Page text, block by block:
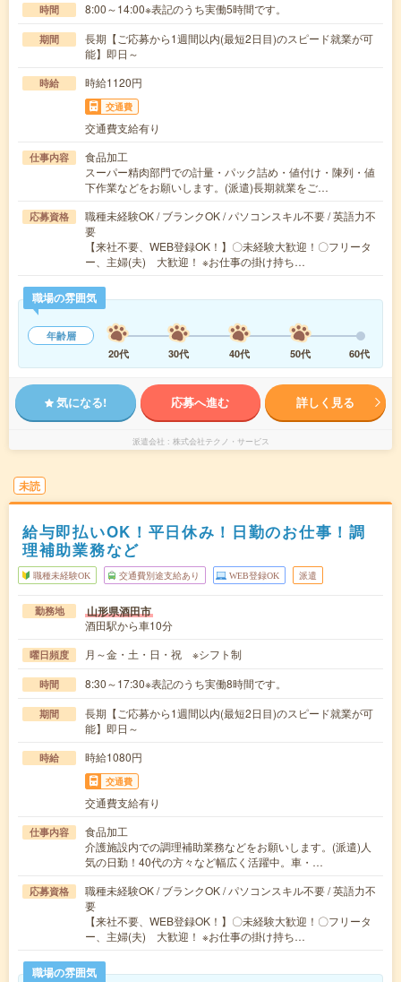
時間 8:00～14:00※表記のうち実働5時間です。
期間
長期【ご応募から1週間以内(最短2日目)のスピード就業が可
能】即日～
時給 時給1120円
交通費
交通費支給有り
仕事内容
食品加工
スーパー精肉部門での計量・パック詰め・値付け・陳列・値
下作業などをお願いします。(派遣)長期就業をご…
応募資格
職種未経験OK / ブランクOK / パソコンスキル不要 / 英語力不
要
【来社不要、WEB登録OK！】〇未経験大歓迎！〇フリータ
ー、主婦(夫) 大歓迎！ ※お仕事の掛け持ち…
職場の雰囲気
年齢層
20代
30代 40代 50代 60代
気になる! 応募へ進む 詳しく見る
派遣会社 株式会社テクノ・サービス
未読
給与即払いOK！平日休み！日勤のお仕事！調
理補助業務など
職種未経験OK 交通費別途支給あり WEB登録OK 派遣
勤務地 山形県酒田市
酒田駅から車10分
曜日頻度 月～金・土・日・祝 ※シフト制
時間 8:30～17:30※表記のうち実働8時間です。
期間
長期【ご応募から1週間以内(最短2日目)のスピード就業が可
能】即日～
時給 時給1080円
交通費
交通費支給有り
仕事内容
食品加工
介護施設内での調理補助業務などをお願いします。(派遣)人
気の日勤！40代の方々など幅広く活躍中。車・…
応募資格
職種未経験OK / ブランクOK / パソコンスキル不要 / 英語力不
要
【来社不要、WEB登録OK！】〇未経験大歓迎！〇フリータ
ー、主婦(夫) 大歓迎！ ※お仕事の掛け持ち…
職場の雰囲気